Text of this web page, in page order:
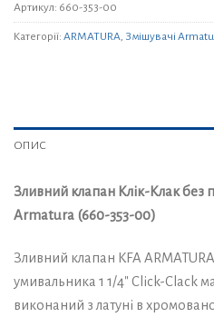
Артикул: 660-353-00
Категорії: ARMATURA, Змішувачі
ОПИС
Зливний клапан Клік-Клак без
Armatura (660-353-00)
Зливний клапан KFA
умивальника 1 1/4″ Cliсk-Claсk
виконаний з латуні в